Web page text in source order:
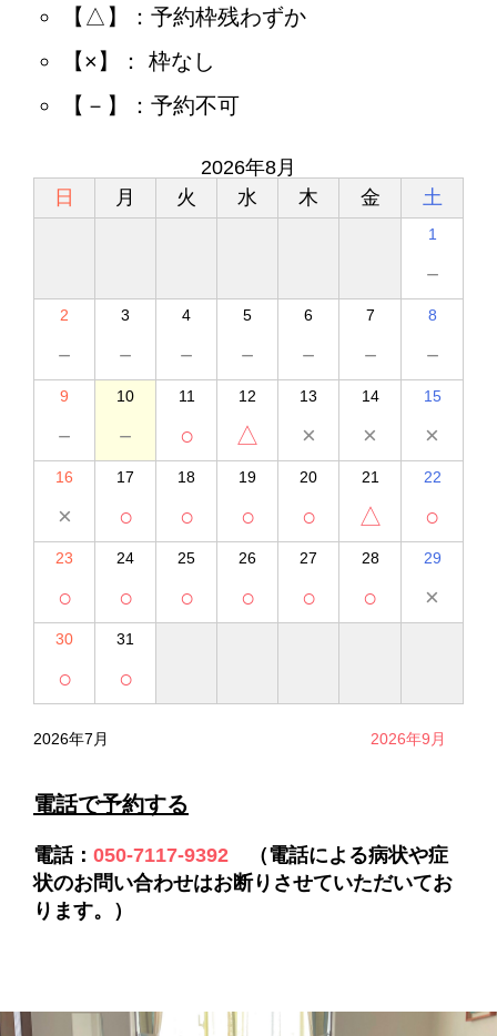
【△】：予約枠残わずか
【×】： 枠なし
【－】：予約不可
2026年8月
日
月 火 水 木 金 土
1
－
2
－
3
－
4
－
5
－
6
－
7
－
8
－
9
－
10
－
11
○
12
△
13
×
14
×
15
×
16
×
17
○
18
○
19
○
20
○
21
△
22
○
23
○
24
○
25
○
26
○
27
○
28
○
29
×
30
○
31
○
2026年7月 2026年9月
電話で予約する
電話： 050-7117-9392 （電話による病状や症
状のお問い合わせはお断りさせていただいてお
ります。）